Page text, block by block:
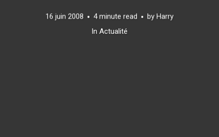
16 juin 2008 4 minute read by Harry
In Actualité